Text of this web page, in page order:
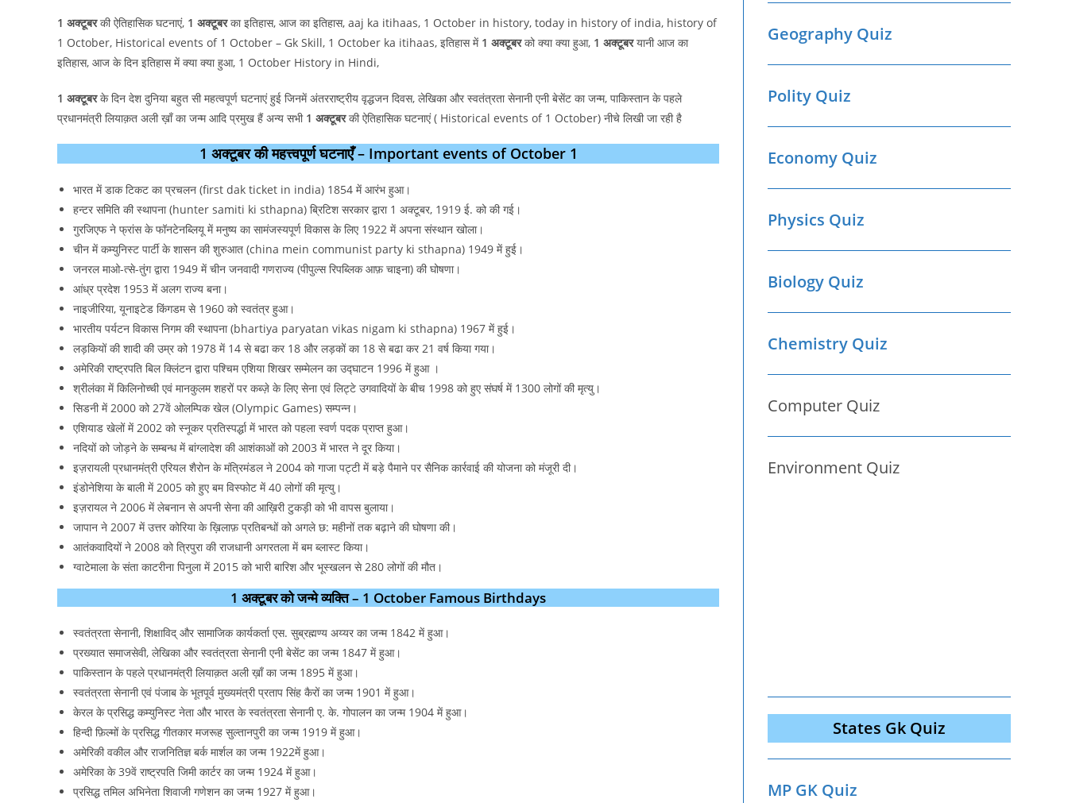
1 अक्टूबरकी ऐतिहासिक घटनाएं, 1 अक्टूबरका इतिहास, आज का इतिहास, aaj ka itihaas, 1 October in history, today in history of india, history of
1 October, Historical events of 1 October – Gk Skill, 1 October ka itihaas, इतिहास में 1 अक्टूबरको क्या क्या हुआ, 1 अक्टूबरयानी आज का
इतिहास, आज के दिन इतिहास में क्या क्या हुआ, 1 October History in Hindi,
1 अक्टूबरके दिन देश दुनिया बहुत सी महत्वपूर्ण घटनाएं हुई जिनमें अंतरराष्ट्रीय वृद्धजन दिवस, लेखिका और स्वतंत्रता सेनानी एनी बेसेंट का जन्म, पाकिस्तान के पहले
प्रधानमंत्री लियाक़त अली ख़ाँ का जन्म आदि प्रमुख हैं अन्य सभी 1 अक्टूबरकी ऐतिहासिक घटनाएं ( Historical events of 1 October) नीचे लिखी जा रही है
1 अक्टूबर की महत्त्वपूर्ण घटनाएँ – Important events of October 1
भारत में डाक टिकट का प्रचलन (first dak ticket in india) 1854 में आरंभ हुआ।
हन्टर समिति की स्थापना (hunter samiti ki sthapna) ब्रिटिश सरकार द्वारा 1 अक्टूबर, 1919 ई. को की गई।
गुरजिएफ ने फ्रांस के फॉनटेनब्लियू में मनुष्य का सामंजस्यपूर्ण विकास के लिए 1922 में अपना संस्थान खोला।
चीन में कम्युनिस्ट पार्टी के शासन की शुरुआत (china mein communist party ki sthapna) 1949 में हुई।
जनरल माओ-त्से-तुंग द्वारा 1949 में चीन जनवादी गणराज्य (पीपुल्स रिपब्लिक आफ़ चाइना) की घोषणा।
आंध्र प्रदेश 1953 में अलग राज्य बना।
नाइजीरिया, यूनाइटेड किंगडम से 1960 को स्वतंत्र हुआ।
भारतीय पर्यटन विकास निगम की स्थापना (bhartiya paryatan vikas nigam ki sthapna) 1967 में हुई।
लड़कियों की शादी की उम्र को 1978 में 14 से बढा कर 18 और लड़कों का 18 से बढा कर 21 वर्ष किया गया।
अमेरिकी राष्ट्रपति बिल क्लिंटन द्वारा पश्चिम एशिया शिखर सम्मेलन का उद्घाटन 1996 में हुआ ।
श्रीलंका में किलिनोच्ची एवं मानकुलम शहरों पर कब्ज़े के लिए सेना एवं लिट्टे उगवादियों के बीच 1998 को हुए संघर्ष में 1300 लोगों की मृत्यु।
सिडनी में 2000 को 27वें ओलम्पिक खेल (Olympic Games) सम्पन्न।
एशियाड खेलों में 2002 को स्नूकर प्रतिस्पर्द्धा में भारत को पहला स्वर्ण पदक प्राप्त हुआ।
नदियों को जोड़ने के सम्बन्ध में बांग्लादेश की आशंकाओं को 2003 में भारत ने दूर किया।
इज़रायली प्रधानमंत्री एरियल शैरोन के मंत्रिमंडल ने 2004 को गाजा पट्टी में बड़े पैमाने पर सैनिक कार्रवाई की योजना को मंजूरी दी।
इंडोनेशिया के बाली में 2005 को हुए बम विस्फोट में 40 लोगों की मृत्यु।
इज़रायल ने 2006 में लेबनान से अपनी सेना की आख़िरी टुकड़ी को भी वापस बुलाया।
जापान ने 2007 में उत्तर कोरिया के ख़िलाफ़ प्रतिबन्धों को अगले छ: महीनों तक बढ़ाने की घोषणा की।
आतंकवादियों ने 2008 को त्रिपुरा की राजधानी अगरतला में बम ब्लास्ट किया।
ग्वाटेमाला के संता काटरीना पिनुला में 2015 को भारी बारिश और भूस्खलन से 280 लोगों की मौत।
1 अक्टूबर को जन्मे व्यक्ति – 1 October Famous Birthdays
स्वतंत्रता सेनानी, शिक्षाविद्‌ और सामाजिक कार्यकर्ता एस. सुब्रह्मण्य अय्यर का जन्म 1842 में हुआ।
प्रख्यात समाजसेवी, लेखिका और स्वतंत्रता सेनानी एनी बेसेंट का जन्म 1847 में हुआ।
पाकिस्तान के पहले प्रधानमंत्री लियाक़त अली ख़ाँ का जन्म 1895 में हुआ।
स्वतंत्रता सेनानी एवं पंजाब के भूतपूर्व मुख्यमंत्री प्रताप सिंह कैरों का जन्म 1901 में हुआ।
केरल के प्रसिद्ध कम्युनिस्ट नेता और भारत के स्वतंत्रता सेनानी ए. के. गोपालन का जन्म 1904 में हुआ।
हिन्दी फ़िल्मों के प्रसिद्ध गीतकार मजरूह सुल्तानपुरी का जन्म 1919 में हुआ।
अमेरिकी वकील और राजनितिज्ञ बर्क मार्शल का जन्म 1922में हुआ।
अमेरिका के 39वें राष्ट्रपति जिमी कार्टर का जन्म 1924 में हुआ।
प्रसिद्ध तमिल अभिनेता शिवाजी गणेशन का जन्म 1927 में हुआ।
Geography Quiz
Polity Quiz
Economy Quiz
Physics Quiz
Biology Quiz
Chemistry Quiz
Computer Quiz
Environment Quiz
States Gk Quiz
MP GK Quiz